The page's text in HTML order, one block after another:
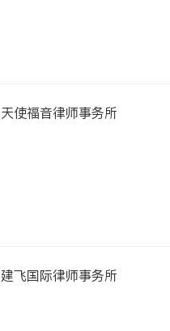
天使福音律师事务所
建飞国际律师事务所